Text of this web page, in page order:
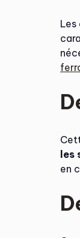
Les
les
en